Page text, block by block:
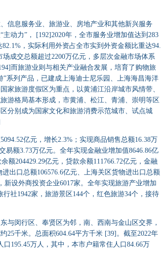
息服务业、旅游业、房地产业和其他新兴服务
动力”， [192]2020年，全市服务业增加值达到283
，实际利用外资占全市实到外资金额比重达94.
成交总额超过2200万亿元，多层次金融市场体系
而旅游业则与相关产业融合发展，培育了购物旅
系列产品，已建成上海迪士尼乐园、上海海昌海洋
家旅游度假区为重点，以黄浦江沿岸城市风情带、
游格局基本形成，市黄浦、松江、青浦、崇明等区
分别成为国家文化和旅游消费示范城市、试点城
亿元，增长2.3%；实现商品销售总额16.38万
易额3.73万亿元。全年实现金融业增加值8646.86亿
额204429.29亿元，贷款余额111766.72亿元，金融
出口总额106576.6亿元、上海关区货物进出口总额
新设外商投资企业6017家。全年实现旅游产业增加
社1942家，旅游景区144个，红色旅游34个，接待
闵行区、奉贤区为邻，南、西南与金山区交界，
25千米。总面积604.64平方千米 [39]。截至2022年
195.45万人，其中，本市户籍常住人口84.66万